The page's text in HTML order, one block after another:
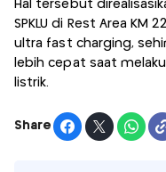
Hal tersebut
SPKLU di Rest Area KM
ultra fast charging,
lebih cepat saat
listrik.
Share